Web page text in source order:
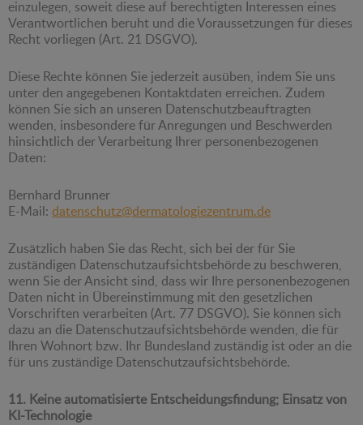
einzulegen, soweit diese auf berechtigten Interessen eines
Verantwortlichen beruht und die Voraussetzungen für dieses
Recht vorliegen (Art. 21 DSGVO).
Diese Rechte können Sie jederzeit ausüben, indem Sie uns
unter den angegebenen Kontaktdaten erreichen. Zudem
können Sie sich an unseren Datenschutzbeauftragten
wenden, insbesondere für Anregungen und Beschwerden
hinsichtlich der Verarbeitung Ihrer personenbezogenen
Daten:
Bernhard Brunner
E-Mail: datenschutz@dermatologiezentrum.de
Zusätzlich haben Sie das Recht, sich bei der für Sie
zuständigen Datenschutzaufsichtsbehörde zu beschweren,
wenn Sie der Ansicht sind, dass wir Ihre personenbezogenen
Daten nicht in Übereinstimmung mit den gesetzlichen
Vorschriften verarbeiten (Art. 77 DSGVO). Sie können sich
dazu an die Datenschutzaufsichtsbehörde wenden, die für
Ihren Wohnort bzw. Ihr Bundesland zuständig ist oder an die
für uns zuständige Datenschutzaufsichtsbehörde.
11. Keine automatisierte Entscheidungsfindung; Einsatz von
KI-Technologie